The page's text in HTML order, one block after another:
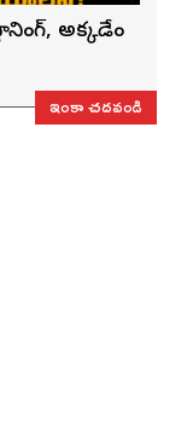
అక్కడేం
ఇంకా చదవండి